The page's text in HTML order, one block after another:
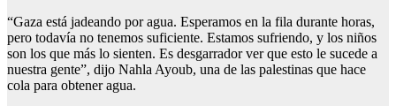
“Gaza está jadeando por agua. Esperamos en la fila durante horas,
pero todavía no tenemos suficiente. Estamos sufriendo, y los niños
son los que más lo sienten. Es desgarrador ver que esto le sucede a
nuestra gente”, dijo Nahla Ayoub, una de las palestinas que hace
cola para obtener agua.